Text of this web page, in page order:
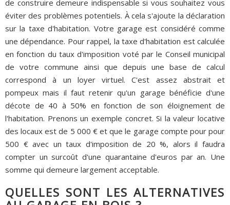
de construire demeure indispensable si vous souhaitez vous
éviter des problèmes potentiels. À cela s'ajoute la déclaration
sur la taxe d'habitation. Votre garage est considéré comme
une dépendance. Pour rappel, la taxe d'habitation est calculée
en fonction du taux d'imposition voté par le Conseil municipal
de votre commune ainsi que depuis une base de calcul
correspond à un loyer virtuel. C'est assez abstrait et
pompeux mais il faut retenir qu'un garage bénéficie d'une
décote de 40 à 50% en fonction de son éloignement de
l'habitation. Prenons un exemple concret. Si la valeur locative
des locaux est de 5 000 € et que le garage compte pour pour
500 € avec un taux d'imposition de 20 %, alors il faudra
compter un surcoût d'une quarantaine d'euros par an. Une
somme qui demeure largement acceptable.
QUELLES SONT LES ALTERNATIVES